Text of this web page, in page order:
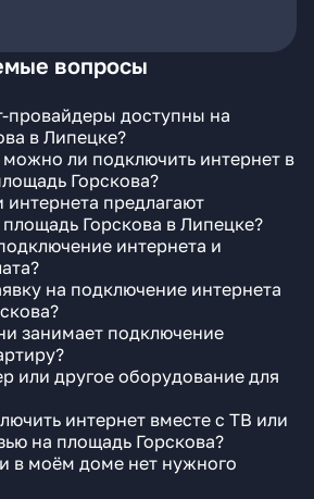
вопросы
провайдеры доступны на
в Липецке?
ли подключить интернет в
Горскова?
интернета предлагают
Горскова в Липецке?
интернета и
на подключение интернета
занимает подключение
или другое оборудование для
интернет вместе с ТВ или
на площадь Горскова?
в моём доме нет нужного